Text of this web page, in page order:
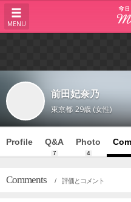
MENU
前田妃奈乃
東京都 29歳 (女性)
Profile Q&A
7
Photo
4
Comments / 評価とコメント